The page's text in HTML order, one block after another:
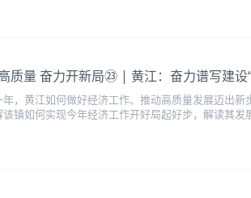
质量 奋力开新局㉓ | 黄江：奋力谱写建设
年，黄江如何做好经济工作、推动高质量发展迈出
该镇如何实现今年经济工作开好局起好步，解读其发